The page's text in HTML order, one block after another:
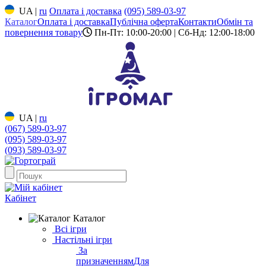
UA | ru Оплата і доставка (095) 589-03-97
КаталогОплата і доставкаПублічна офертаКонтактиОбмін та
повернення товару
Пн-Пт: 10:00-20:00 | Сб-Нд: 12:00-18:00
UA | ru
(067) 589-03-97
(095) 589-03-97
(093) 589-03-97
Кабінет
Каталог
Всі ігри
Настільні ігри
За
призначеннямДля